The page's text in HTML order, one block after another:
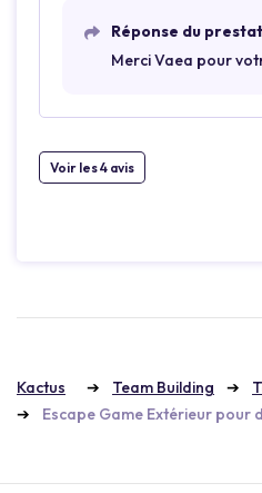
Réponse du
Merci Vaea pour
Voir les 4 avis
Kactus Team Building
Escape Game Extérieur pour